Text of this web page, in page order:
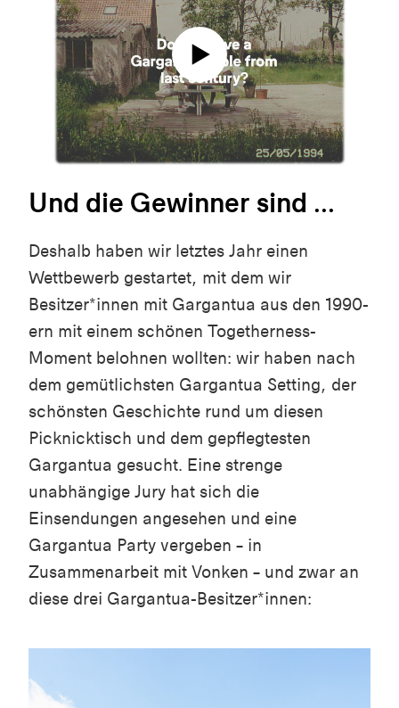
Und die Gewinner sind ...
Deshalb haben wir letztes Jahr einen
Wettbewerb gestartet, mit dem wir
Besitzer*innen mit Gargantua aus den 1990-
ern mit einem schönen Togetherness-
Moment belohnen wollten: wir haben nach
dem gemütlichsten Gargantua Setting, der
schönsten Geschichte rund um diesen
Picknicktisch und dem gepflegtesten
Gargantua gesucht. Eine strenge
unabhängige Jury hat sich die
Einsendungen angesehen und eine
Gargantua Party vergeben – in
Zusammenarbeit mit Vonken – und zwar an
diese drei Gargantua-Besitzer*innen: